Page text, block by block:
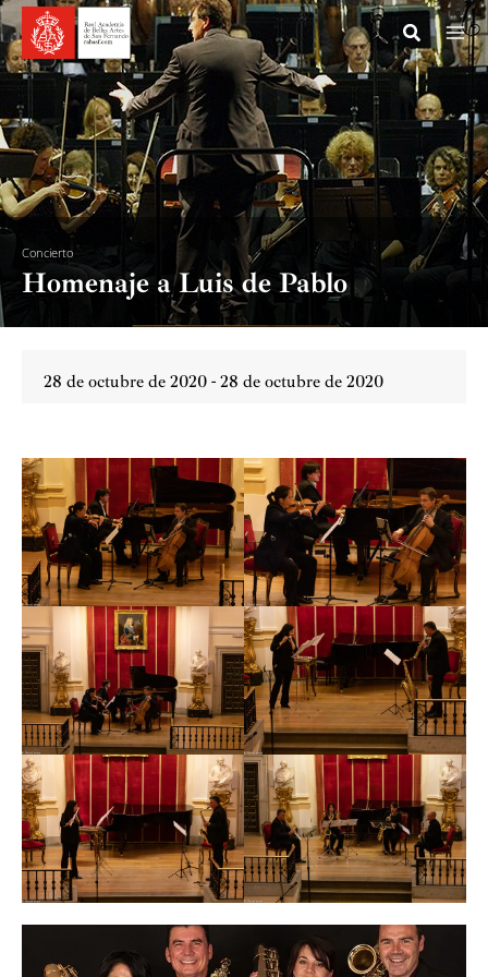
Ir
al
contenido
Concierto
Homenaje a Luis de Pablo
28 de octubre de 2020 - 28 de octubre de 2020